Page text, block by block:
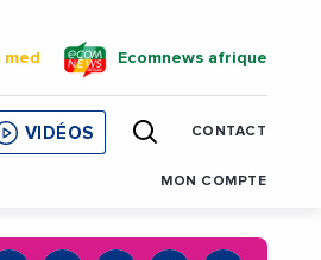
med Ecomnews afrique
CATALOGNE
VIDÉOS CONTACT
MON COMPTE